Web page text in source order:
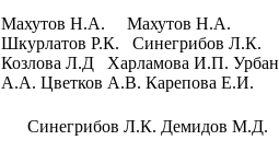
Махутов Н.А.
Махутов Н.А.
Шкурлатов Р.К.
Синегрибов Л.К.
Козлова Л.Д
Харламова И.П. Урбан
А.А. Цветков А.В. Карепова Е.И.
Синегрибов Л.К. Демидов М.Д.